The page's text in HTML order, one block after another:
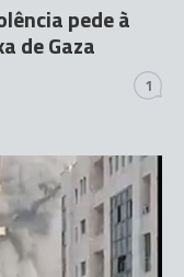
pede à
de Gaza
1